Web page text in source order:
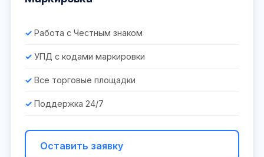
Работа с Честным знаком
УПД с кодами маркировки
Все торговые площадки
Поддержка 24/7
Оставить заявку